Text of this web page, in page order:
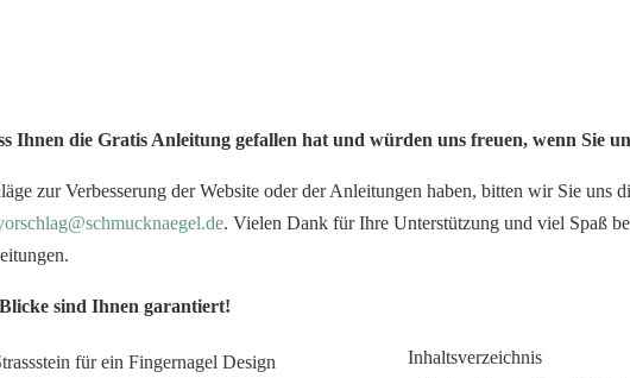
Ihnen die Gratis Anleitung gefallen hat und würden uns freuen, wenn Sie
zur Verbesserung der Website oder der Anleitungen haben, bitten wir Sie uns
. Vielen Dank für Ihre Unterstützung und viel Spaß
sind Ihnen garantiert!
Inhaltsverzeichnis